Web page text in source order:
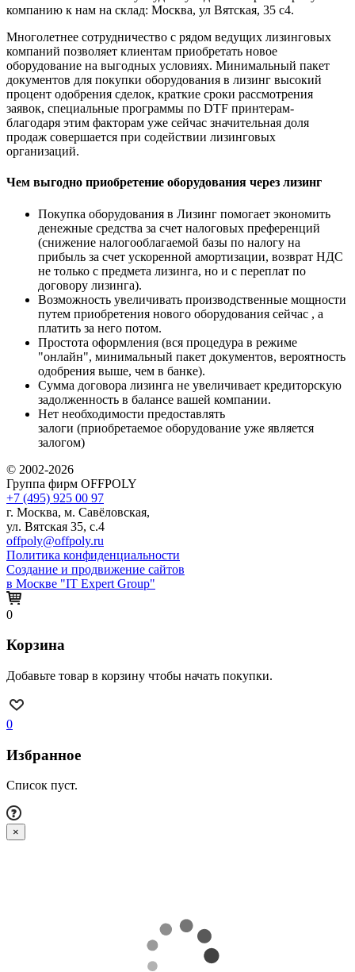
компанию к нам на склад: Москва, ул Вятская, 35 c4.
Многолетнее сотрудничество с рядом ведущих лизинговых
компаний позволяет клиентам приобретать новое
оборудование на выгодных условиях. Минимальный пакет
документов для покупки оборудования в лизинг высокий
процент одобрения сделок, краткие сроки рассмотрения
заявок, специальные программы по DTF принтерам-
благодаря этим факторам уже сейчас значительная доля
продаж совершается при содействии лизинговых
организаций.
Чем выгодно приобретение оборудования через лизинг
Покупка оборудования в Лизинг помогает экономить
денежные средства за счет налоговых преференций
(снижение налогооблагаемой базы по налогу на
прибыль за счет ускоренной амортизации, возврат НДС
не только с предмета лизинга, но и с переплат по
договору лизинга).
Возможность увеличивать производственные мощности
путем приобретения нового оборудования сейчас , а
платить за него потом.
Простота оформления (вся процедура в режиме
"онлайн", минимальный пакет документов, вероятность
одобрения выше, чем в банке).
Сумма договора лизинга не увеличивает кредиторскую
задолженность в балансе вашей компании.
Нет необходимости предоставлять
залоги (приобретаемое оборудование уже является
залогом)
© 2002-2026
Группа фирм OFFPOLY
+7 (495) 925 00 97
г. Москва, м. Савёловская,
ул. Вятская 35, с.4
offpoly@offpoly.ru
Политика конфиденциальности
Создание и продвижение сайтов
в Москве "IT Expert Group"
0
Корзина
Добавьте товар в корзину чтобы начать покупки.
0
Избранное
Список пуст.
×